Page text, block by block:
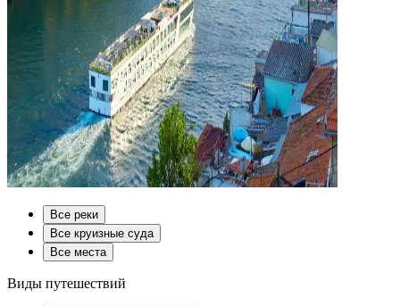
Все реки
Все круизные суда
Все места
Виды путешествий